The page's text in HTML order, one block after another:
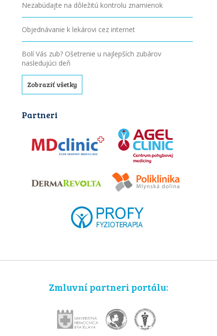
Nezabúdajte na dôležitú kontrolu znamienok
Objednávanie k lekárovi cez internet
Bolí Vás zub? Ošetrenie u najlepších zubárov
nasledujúci deň
Zobraziť všetky
Partneri
Zmluvní partneri portálu: